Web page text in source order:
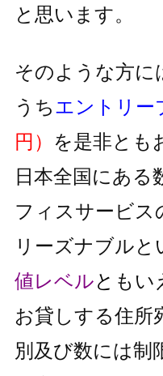
と思います。
そのような方に
うちエントリー
円） を是非とも
日本全国にある
フィスサービス
リーズナブルと
値レベルと もい
お貸しする住所
別及び数には制